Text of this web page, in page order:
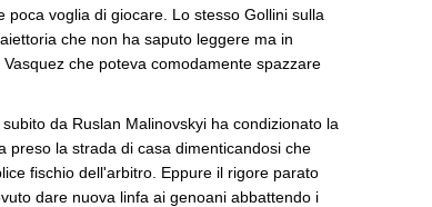
poca voglia di giocare. Lo stesso Gollini sulla
che non ha saputo leggere ma in
che poteva comodamente spazzare
da Ruslan Malinovskyi ha condizionato la
preso la strada di casa dimenticandosi che
fischio dell'arbitro. Eppure il rigore parato
dare nuova linfa ai genoani abbattendo i